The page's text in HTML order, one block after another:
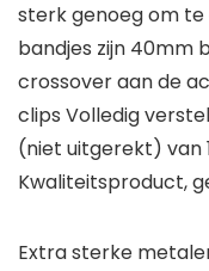
sterk genoeg om
bandjes zijn 40mm
crossover aan de
clips Volledig
(niet uitgerekt) van
Kwaliteitsproduct,
Extra sterke